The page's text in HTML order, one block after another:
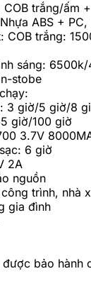
COB trắng/ấm
ABS +
COB trắng:
sáng:
stobe
3 giờ/5 giờ/8
giờ/100 giờ
3.7V
6 giờ
2A
nguồn
trình, nhà
gia đình
được bảo hành